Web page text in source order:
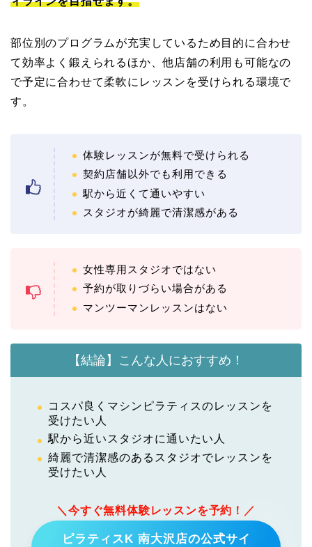
部位別のプログラムが充実しているため目的に合わせ
て効率よく鍛えられるほか、他店舗の利用も可能なの
で予定に合わせて柔軟にレッスンを受けられる環境で
す。
体験レッスンが無料で受けられる
契約店舗以外でも利用できる
駅から近くて通いやすい
スタジオが綺麗で清潔感がある
女性専用スタジオではない
予約が取りづらい場合がある
マンツーマンレッスンはない
【結論】こんな人におすすめ！
コスパ良くマシンピラティスのレッスンを
受けたい人
駅から近いスタジオに通いたい人
綺麗で清潔感のあるスタジオでレッスンを
受けたい人
＼今すぐ無料体験レッスンを予約！／
ピラティスK 南大沢店の公式サイ